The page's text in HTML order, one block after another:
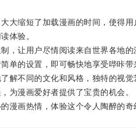
缩短了加载漫画的时间，使得用
体验。
让用户尽情阅读来自世界各地的
的设置，即可畅快地享受哔咔带
不同的文化和风格，独特的视觉
漫画爱好者提供了宝贵的机会。
画热情，体验这个令人陶醉的奇